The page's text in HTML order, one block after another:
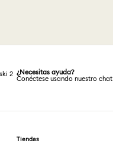
¿Necesitas ayuda?
Conéctese usando nuestro chat
Tiendas